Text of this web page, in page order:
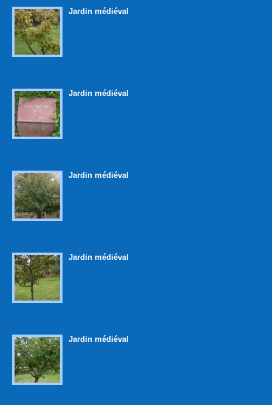
Jardin médiéval
Jardin médiéval
Jardin médiéval
Jardin médiéval
Jardin médiéval